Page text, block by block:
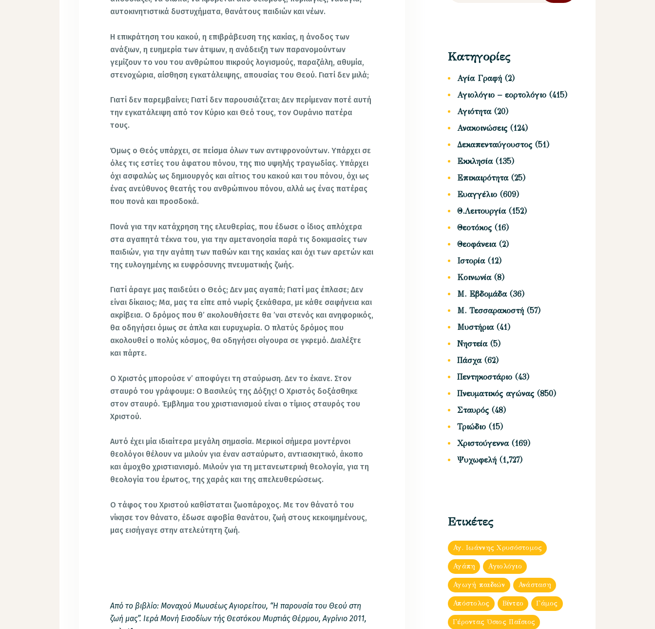
αυτοκινητιστικά δυστυχήματα, θανάτους παιδιών και νέων.
Η επικράτηση του κακού, η επιβράβευση της κακίας, η άνοδος των
ανάξιων, η ευημερία των άτιμων, η ανάδειξη των παρανομούντων
γεμίζουν το νου του ανθρώπου πικρούς λογισμούς, παραζάλη, αθυμία,
στενοχώρια, αίσθηση εγκατάλειψης, απουσίας του Θεού. Γιατί δεν μιλά;
Γιατί δεν παρεμβαίνει; Γιατί δεν παρουσιάζεται; Δεν περίμεναν ποτέ αυτή
την εγκατάλειψη από τον Κύριο και Θεό τους, τον Ουράνιο πατέρα
τους.
Όμως ο Θεός υπάρχει, σε πείσμα όλων των αντιφρονούντων. Υπάρχει σε
όλες τις εστίες του άφατου πόνου, της πιο υψηλής τραγωδίας. Υπάρχει
όχι ασφαλώς ως δημιουργός και αίτιος του κακού και του πόνου, όχι ως
ένας ανεύθυνος θεατής του ανθρώπινου πόνου, αλλά ως ένας πατέρας
που πονά και προσδοκά.
Πονά για την κατάχρηση της ελευθερίας, που έδωσε ο ίδιος απλόχερα
στα αγαπητά τέκνα του, για την αμετανοησία παρά τις δοκιμασίες των
παιδιών, για την αγάπη των παθών και της κακίας και όχι των αρετών και
της ευλογημένης κι ευφρόσυνης πνευματικής ζωής.
Γιατί άραγε μας παιδεύει ο Θεός; Δεν μας αγαπά; Γιατί μας έπλασε; Δεν
είναι δίκαιος; Μα, μας τα είπε από νωρίς ξεκάθαρα, με κάθε σαφήνεια και
ακρίβεια. Ο δρόμος που θ’ ακολουθήσετε θα ’ναι στενός και ανηφορικός,
θα οδηγήσει όμως σε άπλα και ευρυχωρία. Ο πλατύς δρόμος που
ακολουθεί ο πολύς κόσμος, θα οδηγήσει σίγουρα σε γκρεμό. Διαλέξτε
και πάρτε.
Ο Χριστός μπορούσε ν’ αποφύγει τη σταύρωση. Δεν το έκανε. Στον
σταυρό του γράφουμε: Ο Βασιλεύς της Δόξης! Ο Χριστός δοξάσθηκε
στον σταυρό. Έμβλημα του χριστιανισμού είναι ο τίμιος σταυρός του
Χριστού.
Αυτό έχει μία ιδιαίτερα μεγάλη σημασία. Μερικοί σήμερα μοντέρνοι
θεολόγοι θέλουν να μιλούν για έναν ασταύρωτο, αντιασκητικό, άκοπο
και άμοχθο χριστιανισμό. Μιλούν για τη μετανεωτερική θεολογία, για τη
θεολογία του έρωτος, της χαράς και της απελευθερώσεως.
Ο τάφος του Χριστού καθίσταται ζωοπάροχος. Με τον θάνατό του
νίκησε τον θάνατο, έδωσε αφοβία θανάτου, ζωή στους κεκοιμημένους,
μας εισήγαγε στην ατελεύτητη ζωή.
Από το βιβλίο: Μοναχού Μωυσέως Αγιορείτου, “Η παρουσία του Θεού στη
ζωή μας”. Ιερά Μονή Εισοδίων τής Θεοτόκου Μυρτιάς Θέρμου, Αγρίνιο 2011,
Κατηγορίες
Αγία Γραφή (2)
Αγιολόγιο – εορτολόγιο (415)
Αγιότητα(20)
Ανακοινώσεις (124)
Δεκαπενταύγουστος (51)
Εκκλησία(135)
Επικαιρότητα(25)
Ευαγγέλιο (609)
Θ.Λειτουργία(152)
Θεοτόκος (16)
Θεοφάνεια(2)
Ιστορία(12)
Κοινωνία(8)
Μ. Εβδομάδα(36)
Μ. Τεσσαρακοστή (57)
Μυστήρια(41)
Νηστεία(5)
Πάσχα(62)
Πεντηκοστάριο (43)
Πνευματικός αγώνας (850)
Σταυρός (48)
Τριώδιο (15)
Χριστούγεννα(169)
Ψυχωφελή (1,727)
Ετικέτες
Αγ. Ιωάννης Χρυσόστομος
Αγάπη Αγιολόγιο
Αγωγή παιδιών Ανάσταση
Απόστολος Βίντεο Γάμος
Γέροντας Όσιος Παΐσιος